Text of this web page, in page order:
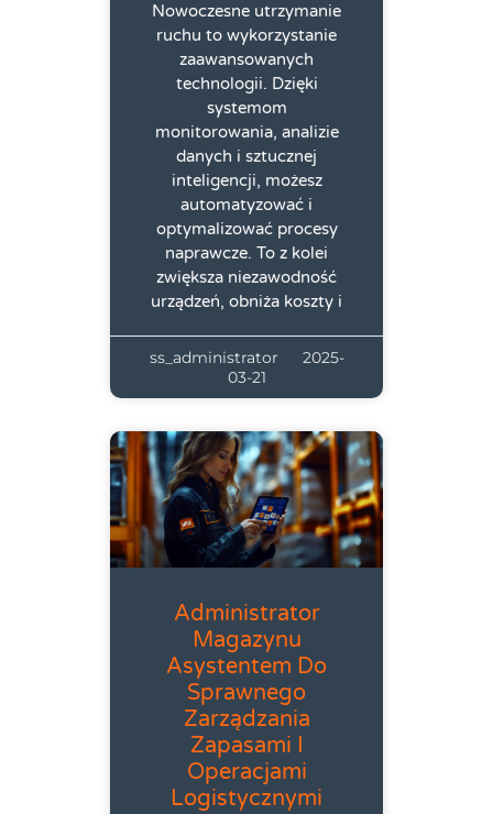
Nowoczesne utrzymanie
ruchu to wykorzystanie
zaawansowanych
technologii. Dzięki
systemom
monitorowania, analizie
danych i sztucznej
inteligencji, możesz
automatyzować i
optymalizować procesy
naprawcze. To z kolei
zwiększa niezawodność
urządzeń, obniża koszty i
ss_administrator
2025-
03-21
Administrator
Magazynu
Asystentem Do
Sprawnego
Zarządzania
Zapasami I
Operacjami
Logistycznymi